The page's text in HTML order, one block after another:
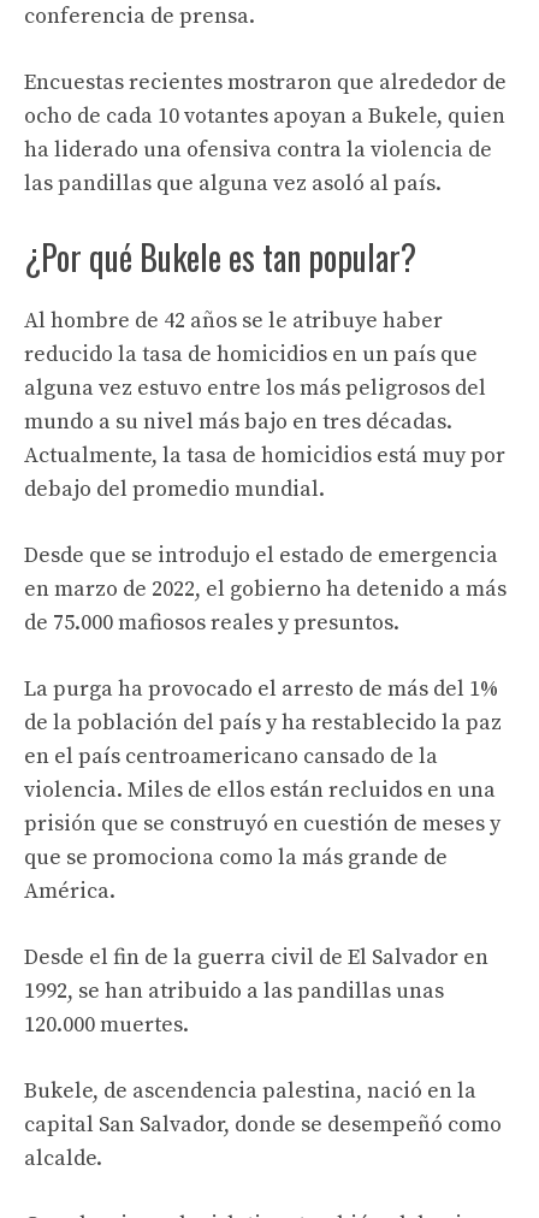
conferencia de prensa.
Encuestas recientes mostraron que alrededor de
ocho de cada 10 votantes apoyan a Bukele, quien
ha liderado una ofensiva contra la violencia de
las pandillas que alguna vez asoló al país.
¿Por qué Bukele es tan popular?
Al hombre de 42 años se le atribuye haber
reducido la tasa de homicidios en un país que
alguna vez estuvo entre los más peligrosos del
mundo a su nivel más bajo en tres décadas.
Actualmente, la tasa de homicidios está muy por
debajo del promedio mundial.
Desde que se introdujo el estado de emergencia
en marzo de 2022, el gobierno ha detenido a más
de 75.000 mafiosos reales y presuntos.
La purga ha provocado el arresto de más del 1%
de la población del país y ha restablecido la paz
en el país centroamericano cansado de la
violencia. Miles de ellos están recluidos en una
prisión que se construyó en cuestión de meses y
que se promociona como la más grande de
América.
Desde el fin de la guerra civil de El Salvador en
1992, se han atribuido a las pandillas unas
120.000 muertes.
Bukele, de ascendencia palestina, nació en la
capital San Salvador, donde se desempeñó como
alcalde.